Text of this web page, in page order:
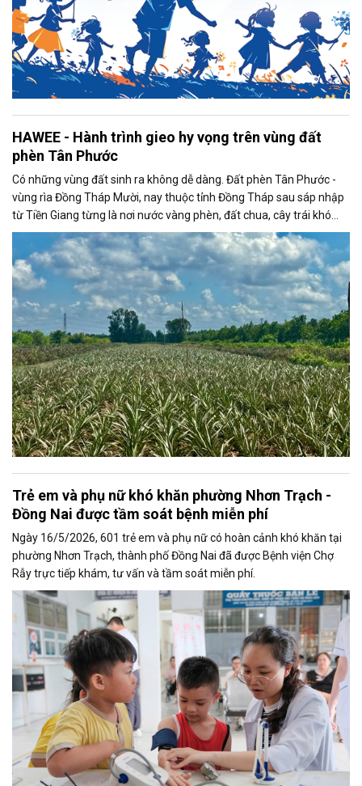
HAWEE - Hành trình gieo hy vọng trên vùng đất
phèn Tân Phước
Có những vùng đất sinh ra không dễ dàng. Đất phèn Tân Phước -
vùng rìa Đồng Tháp Mười, nay thuộc tỉnh Đồng Tháp sau sáp nhập
từ Tiền Giang từng là nơi nước vàng phèn, đất chua, cây trái khó
bén rễ. Nhưng cũng chính trên vùng đất tưởng như khắc nghiệt ấy,
cây khóm đã vươn lên bền bỉ, như biểu tượng của sức sống, của sự
chịu thương chịu khó và khát vọng đổi đời của người nông dân miền
Tây.
Trẻ em và phụ nữ khó khăn phường Nhơn Trạch -
Đồng Nai được tầm soát bệnh miễn phí
Ngày 16/5/2026, 601 trẻ em và phụ nữ có hoàn cảnh khó khăn tại
phường Nhơn Trạch, thành phố Đồng Nai đã được Bệnh viện Chợ
Rẫy trực tiếp khám, tư vấn và tầm soát miễn phí.